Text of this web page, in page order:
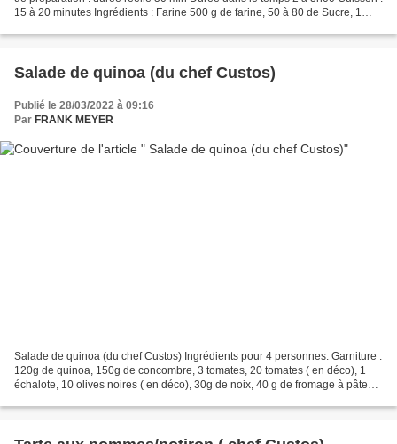
15 à 20 minutes Ingrédients : Farine 500 g de farine, 50 à 80 de Sucre, 1
Salade de quinoa (du chef Custos)
Publié le 28/03/2022 à 09:16
Par FRANK MEYER
Salade de quinoa (du chef Custos) Ingrédients pour 4 personnes: Garniture :
120g de quinoa, 150g de concombre, 3 tomates, 20 tomates ( en déco), 1
échalote, 10 olives noires ( en déco), 30g de noix, 40 g de fromage à pâte